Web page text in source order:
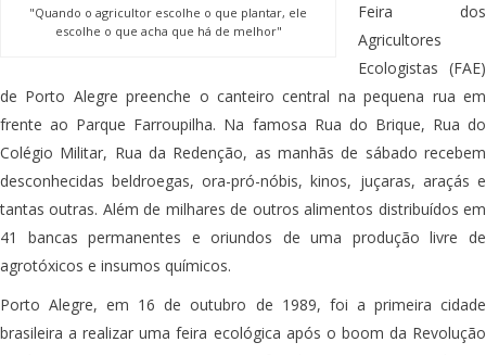
"Quando o agricultor escolhe o que plantar, ele
escolhe o que acha que há de melhor"
Feira dos
Agricultores
Ecologistas (FAE)
de Porto Alegre preenche o canteiro central na pequena rua em
frente ao Parque Farroupilha. Na famosa Rua do Brique, Rua do
Colégio Militar, Rua da Redenção, as manhãs de sábado recebem
desconhecidas beldroegas, ora-pró-nóbis, kinos, juçaras, araçás e
tantas outras. Além de milhares de outros alimentos distribuídos em
41 bancas permanentes e oriundos de uma produção livre de
agrotóxicos e insumos químicos.
Porto Alegre, em 16 de outubro de 1989, foi a primeira cidade
brasileira a realizar uma feira ecológica após o boom da Revolução